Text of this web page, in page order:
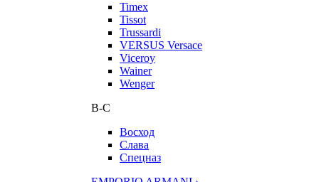
Timex
Tissot
Trussardi
VERSUS Versace
Viceroy
Wainer
Wenger
В-С
Восход
Слава
Спецназ